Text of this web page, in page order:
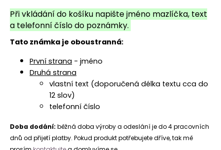
Při vkládání do košíku napište jméno mazlíčka, text
a telefonní číslo do poznámky.
Tato známka je oboustranná:
První strana - jméno
Druhá strana
vlastní text (doporučená délka textu cca do
12 slov)
telefonní číslo
Doba dodání: běžná doba výroby a odeslání je do 4 pracovních
dnů od přijetí platby. Pokud produkt potřebujete dříve, tak mě